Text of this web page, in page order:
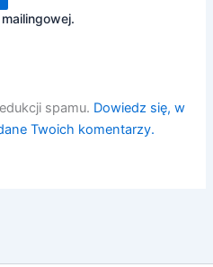
spamu. Dowiedz się, w
Twoich komentarzy.